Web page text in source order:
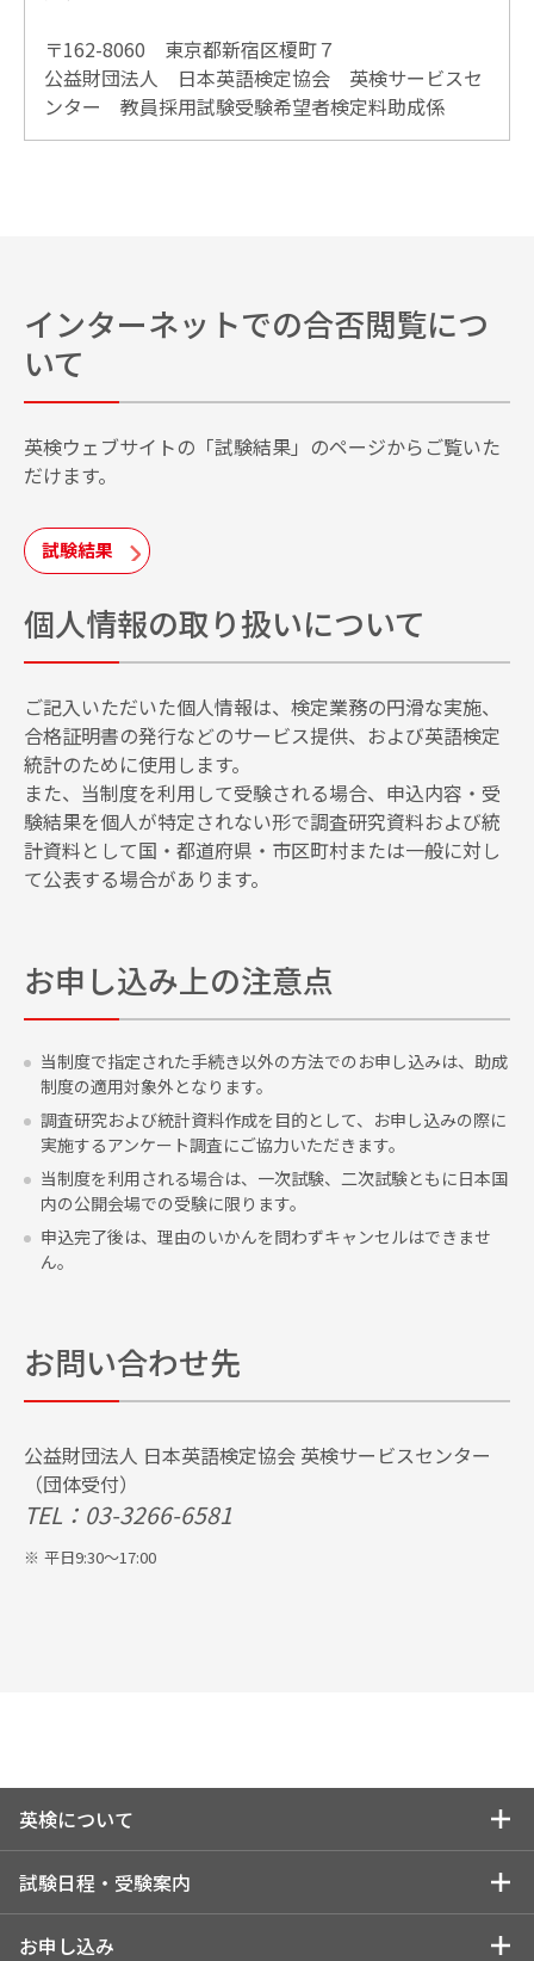
〒162-8060 東京都新宿区榎町７
公益財団法人 日本英語検定協会 英検サービスセ
ンター 教員採用試験受験希望者検定料助成係
インターネットでの合否閲覧につ
いて
英検ウェブサイトの「試験結果」のページからご覧いた
だけます。
試験結果
個人情報の取り扱いについて
ご記入いただいた個人情報は、検定業務の円滑な実施、
合格証明書の発行などのサービス提供、および英語検定
統計のために使用します。
また、当制度を利用して受験される場合、申込内容・受
験結果を個人が特定されない形で調査研究資料および統
計資料として国・都道府県・市区町村または一般に対し
て公表する場合があります。
お申し込み上の注意点
当制度で指定された手続き以外の方法でのお申し込みは、助成
制度の適用対象外となります。
調査研究および統計資料作成を目的として、お申し込みの際に
実施するアンケート調査にご協力いただきます。
当制度を利用される場合は、一次試験、二次試験ともに日本国
内の公開会場での受験に限ります。
申込完了後は、理由のいかんを問わずキャンセルはできませ
ん。
お問い合わせ先
公益財団法人 日本英語検定協会 英検サービスセンター
（団体受付）
TEL：03-3266-6581
平日9:30～17:00
英検について
英検についてトップ
英検を知る
試験日程・受験案内
試験日程・受験案内トップ
お申し込み